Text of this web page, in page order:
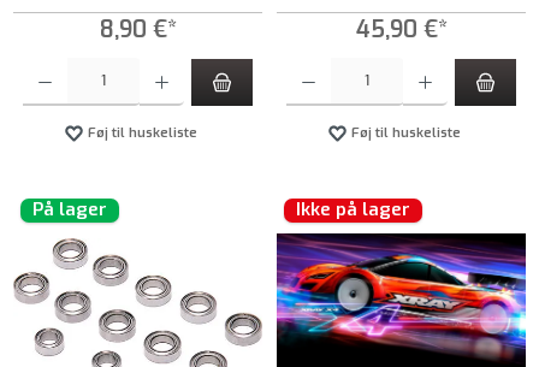
8,90 €*
Føj til huskeliste
45,90 €*
Føj til huskeliste
På lager Ikke på lager